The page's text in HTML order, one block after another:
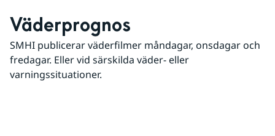
Väderprognos
SMHI publicerar väderfilmer måndagar, onsdagar och
fredagar. Eller vid särskilda väder- eller
varningssituationer.